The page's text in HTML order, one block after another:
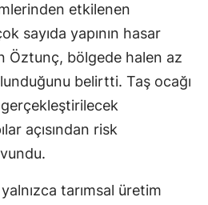
etkilenen
sayıda yapının hasar
Öztunç, bölgede halen az
belirtti. Taş ocağı
gerçekleştirilecek
açısından risk
tarımsal üretim